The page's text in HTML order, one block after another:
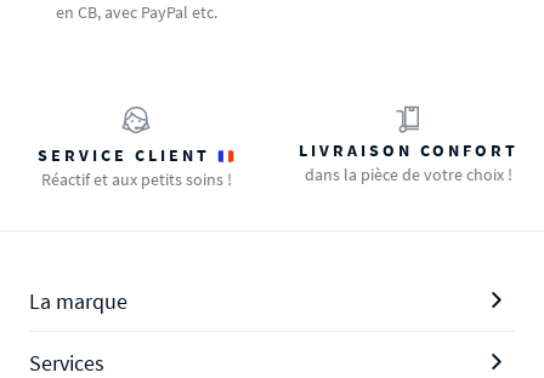
en CB, avec PayPal etc.
SERVICE CLIENT
Réactif et aux petits soins !
LIVRAISON CONFORT
dans la pièce de votre choix !
La marque
Services